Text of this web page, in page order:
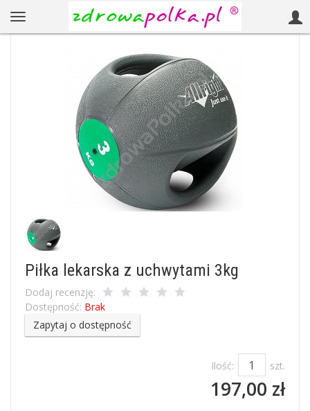
Piłka lekarska z uchwytami 3kg
Dodaj recenzję:
Dostępność: Brak
Zapytaj o dostępność
Ilość: szt.
197,00 zł